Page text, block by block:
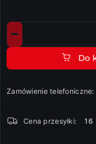
Do
Zamówienie
i
Cena przesyłki: 16